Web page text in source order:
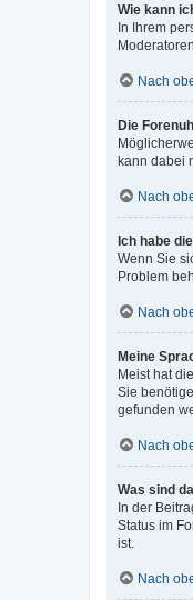
Wie kann
In Ihrem
Nach
Die
kann dabei
Nach
Ich habe
Wenn Sie
Problem
Nach
Meine
Meist hat
Sie
gefunden
Nach
Was sind
In der
Status im
ist.
Nach